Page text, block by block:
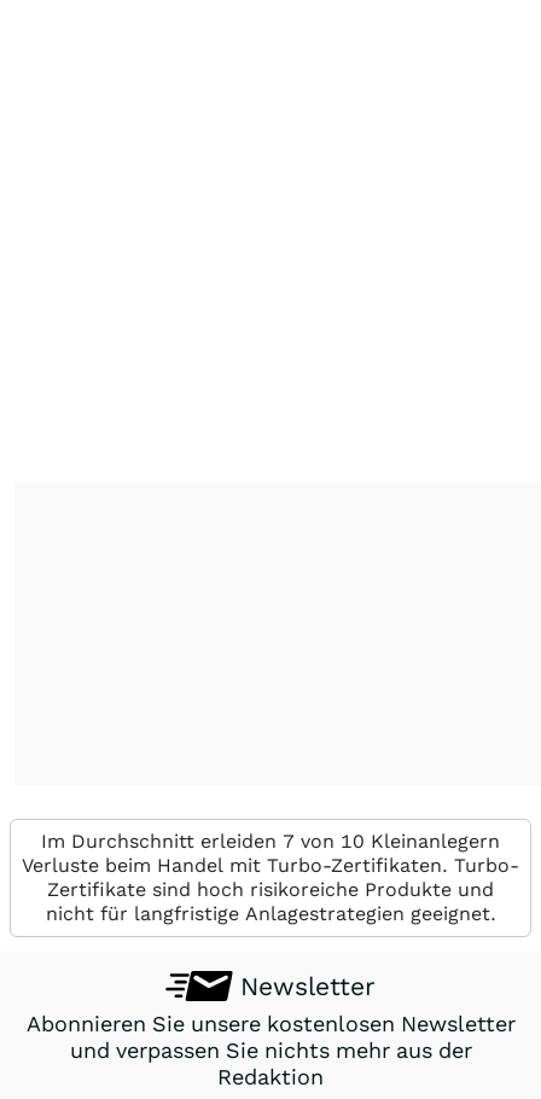
Im Durchschnitt erleiden 7 von 10 Kleinanlegern
Verluste beim Handel mit Turbo-Zertifikaten. Turbo-
Zertifikate sind hoch risikoreiche Produkte und
nicht für langfristige Anlagestrategien geeignet.
Newsletter
Abonnieren Sie unsere kostenlosen Newsletter
und verpassen Sie nichts mehr aus der
Redaktion